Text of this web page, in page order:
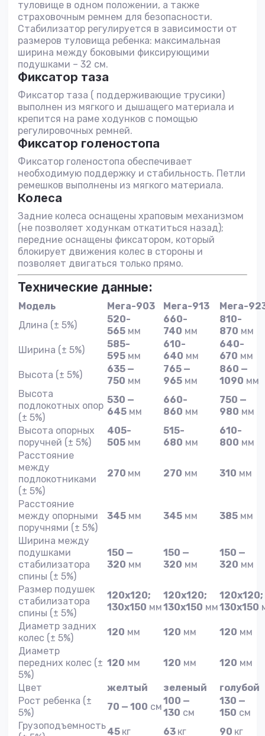
туловище в одном положении, а также
страховочным ремнем для безопасности.
Стабилизатор регулируется в зависимости от
размеров туловища ребенка: максимальная
ширина между боковыми фиксирующими
подушками – 32 см.
Фиксатор таза
Фиксатор таза ( поддерживающие трусики)
выполнен из мягкого и дышащего материала и
крепится на раме ходунков с помощью
регулировочных ремней.
Фиксатор голеностопа
Фиксатор голеностопа обеспечивает
необходимую поддержку и стабильность. Петли
ремешков выполнены из мягкого материала.
Колеса
Задние колеса оснащены храповым механизмом
(не позволяет ходункам откатиться назад);
передние оснащены фиксатором, который
блокирует движения колес в стороны и
позволяет двигаться только прямо.
Технические данные:
Модель Мега-903 Мега-913
Мега-
Длина (± 5%)
520-
565 мм
660-
740 мм
810-
870 мм
Ширина (± 5%)
585-
595 мм
610-
640 мм
640-
670 мм
Высота (± 5%)
635 —
750 мм
765 —
965 мм
860 —
1090 мм
Высота
подлокотных опор
(± 5%)
530 —
645 мм
660-
860 мм
750 —
980 мм
Высота опорных
поручней (± 5%)
405-
505 мм
515-
680 мм
610-
800 мм
Расстояние
между
подлокотниками
(± 5%)
270 мм 270 мм 310 мм
Расстояние
между опорными
поручнями (± 5%)
345 мм 345 мм 385 мм
Ширина между
подушками
стабилизатора
спины (± 5%)
150 —
320 мм
150 —
320 мм
150 —
320 мм
Размер подушек
стабилизатора
спины (± 5%)
120х120;
130х150 мм
120х120;
130х150 мм
120х120;
130х150
Диаметр задних
колес (± 5%)
120 мм 120 мм 120 мм
Диаметр
передних колес (±
5%)
120 мм 120 мм 120 мм
Цвет желтый зеленый
голубой
Рост ребенка (±
5%)
70 — 100 см
100 —
130 см
130 —
150 см
Грузоподъемность
45 кг 63 кг 90 кг